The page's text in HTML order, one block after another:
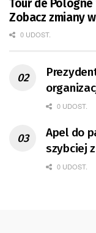
Tour de
Zobacz zmiany
0 UDOST.
0 UDOST.
Apel do
szybciej
0 UDOST.